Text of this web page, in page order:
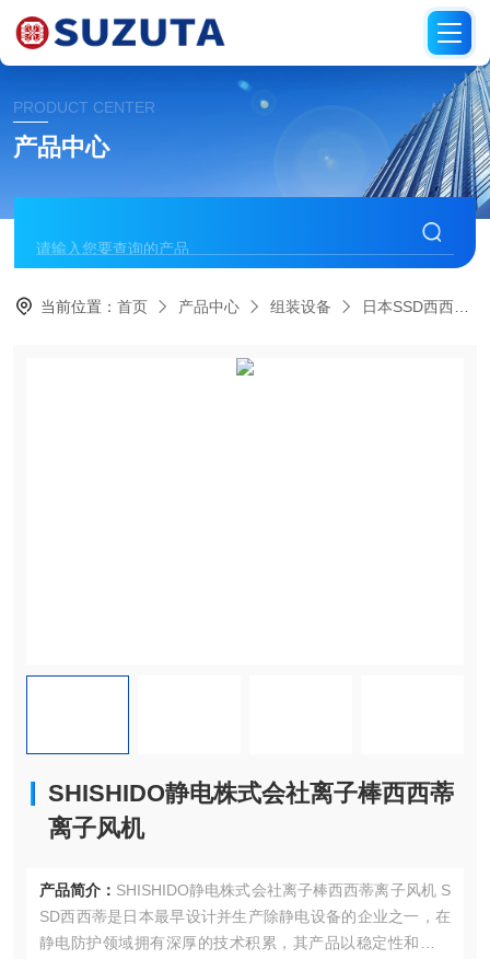
PRODUCT CENTER
产品中心
当前位置：首页 产品中心 组装设备 日本SSD西西蒂
SHISHIDO静电株式会社离子棒西西蒂
离子风机
产品简介： SHISHIDO静电株式会社离子棒西西蒂离子风机 S
SD西西蒂是日本最早设计并生产除静电设备的企业之一，在
静电防护领域拥有深厚的技术积累，其产品以稳定性和专业